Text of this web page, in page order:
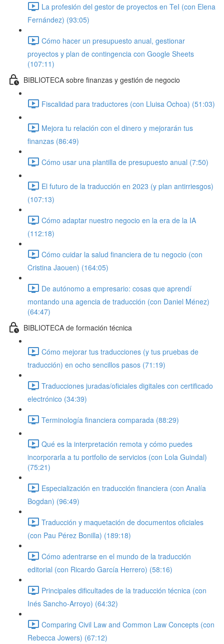
La profesión del gestor de proyectos en TeI (con Elena
Fernández) (93:05)
Cómo hacer un presupuesto anual, gestionar
proyectos y plan de contingencia con Google Sheets
(107:11)
BIBLIOTECA sobre finanzas y gestión de negocio
Fiscalidad para traductores (con Lluisa Ochoa) (51:03)
Mejora tu relación con el dinero y mejorarán tus
finanzas (86:49)
Cómo usar una plantilla de presupuesto anual (7:50)
El futuro de la traducción en 2023 (y plan antirriesgos)
(107:13)
Cómo adaptar nuestro negocio en la era de la IA
(112:18)
Cómo cuidar la salud financiera de tu negocio (con
Cristina Jaouen) (164:05)
De autónomo a empresario: cosas que aprendí
montando una agencia de traducción (con Daniel Ménez)
(64:47)
BIBLIOTECA de formación técnica
Cómo mejorar tus traducciones (y tus pruebas de
traducción) en ocho sencillos pasos (71:19)
Traducciones juradas/oficiales digitales con certificado
electrónico (34:39)
Terminología financiera comparada (88:29)
Qué es la interpretación remota y cómo puedes
incorporarla a tu portfolio de servicios (con Lola Guindal)
(75:21)
Especialización en traducción financiera (con Analía
Bogdan) (96:49)
Traducción y maquetación de documentos oficiales
(con Pau Pérez Bonilla) (189:18)
Cómo adentrarse en el mundo de la traducción
editorial (con Ricardo García Herrero) (58:16)
Principales dificultades de la traducción técnica (con
Inés Sancho-Arroyo) (64:32)
Comparing Civil Law and Common Law Concepts (con
Rebecca Jowers) (67:12)